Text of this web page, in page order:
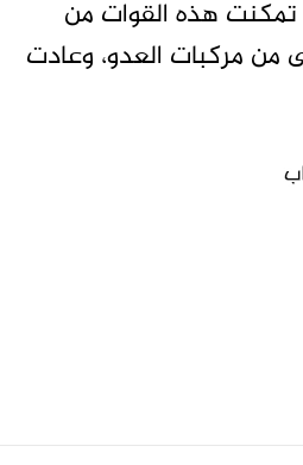
هذه القوات من
مركبات العدو، وعادت